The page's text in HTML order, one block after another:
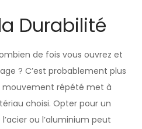
Durabilité
de fois vous ouvrez et
? C’est probablement plus
mouvement répété met à
choisi. Opter pour un
ou l’aluminium peut